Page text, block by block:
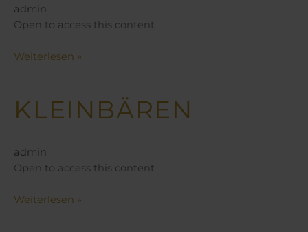
admin
Open to access this content
Weiterlesen »
KLEINBÄREN
admin
Open to access this content
Kleinbären
Weiterlesen »